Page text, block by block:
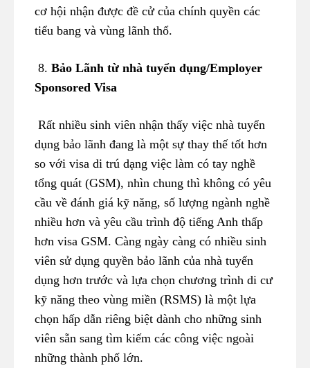
cơ hội nhận được đề cử của chính quyền các
tiểu bang và vùng lãnh thổ.
8. Bảo Lãnh từ nhà tuyển dụng/Employer
Sponsored Visa
Rất nhiều sinh viên nhận thấy việc nhà tuyển
dụng bảo lãnh đang là một sự thay thế tốt hơn
so với visa di trú dạng việc làm có tay nghề
tổng quát (GSM), nhìn chung thì không có yêu
cầu về đánh giá kỹ năng, số lượng ngành nghề
nhiều hơn và yêu cầu trình độ tiếng Anh thấp
hơn visa GSM. Càng ngày càng có nhiều sinh
viên sử dụng quyền bảo lãnh của nhà tuyển
dụng hơn trước và lựa chọn chương trình di cư
kỹ năng theo vùng miền (RSMS) là một lựa
chọn hấp dẫn riêng biệt dành cho những sinh
viên sẵn sang tìm kiếm các công việc ngoài
những thành phố lớn.